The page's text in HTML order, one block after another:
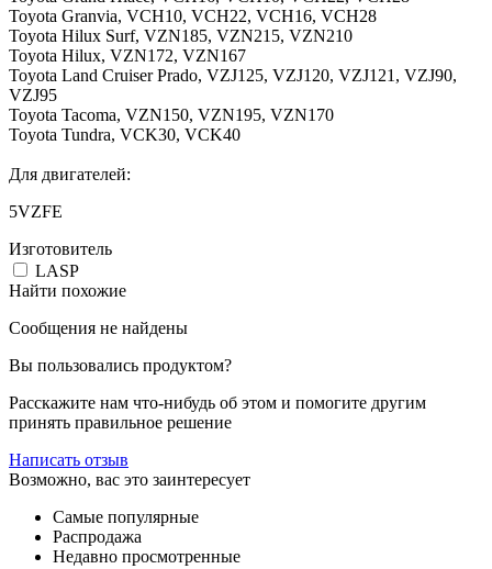
Toyota Granvia, VCH10, VCH22, VCH16, VCH28
Toyota Hilux Surf, VZN185, VZN215, VZN210
Toyota Hilux, VZN172, VZN167
Toyota Land Cruiser Prado, VZJ125, VZJ120, VZJ121, VZJ90,
VZJ95
Toyota Tacoma, VZN150, VZN195, VZN170
Toyota Tundra, VCK30, VCK40
Для двигателей:
5VZFE
Изготовитель
LASP
Найти похожие
Сообщения не найдены
Вы пользовались продуктом?
Расскажите нам что-нибудь об этом и помогите другим
принять правильное решение
Написать отзыв
Возможно, вас это заинтересует
Самые популярные
Распродажа
Недавно просмотренные